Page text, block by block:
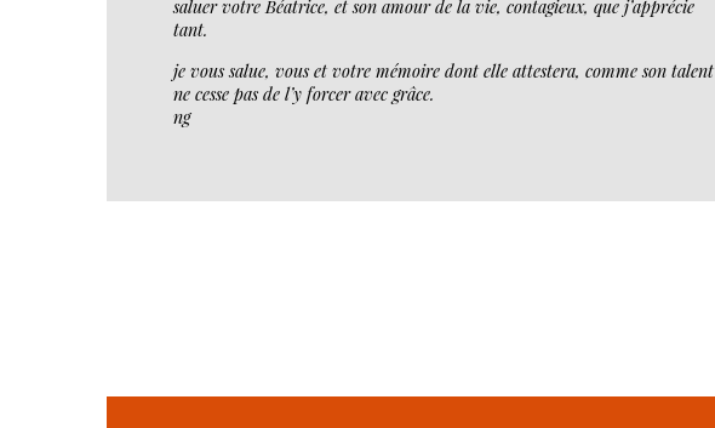
saluer votre Béatrice, et son amour de la vie, contagieux, que j’apprécie
tant.
je vous salue, vous et votre mémoire dont elle attestera, comme son talent
ne cesse pas de l’y forcer avec grâce.
ng